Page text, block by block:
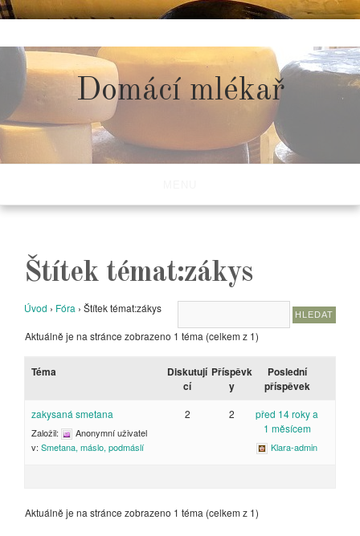
to
content
Domácí mlékař
Štítek témat:zákys
Úvod › Fóra › Štítek témat:zákys
Aktuálně je na stránce zobrazeno 1 téma (celkem z 1)
Téma
Diskutují
cí
Příspěvk
y
Poslední
příspěvek
zakysaná smetana
Založil:
Anonymní uživatel
v: Smetana, máslo, podmáslí
2 2
před 14 roky a
1 měsícem
Klara-admin
Aktuálně je na stránce zobrazeno 1 téma (celkem z 1)